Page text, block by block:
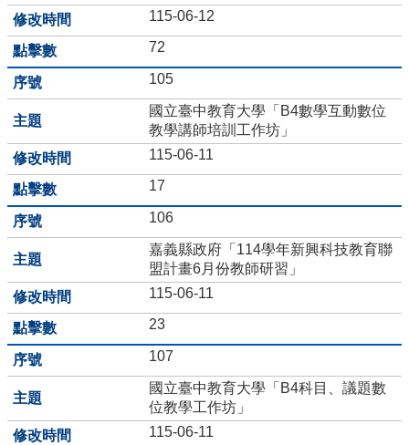
我
檢
核
表
學
習
助
方
案
科
技
化
評
量
翰
林
雲
端
學
院
課
115-06-12
72
105
國立臺中教育大學「B4數學互動數位
教學講師培訓工作坊」
115-06-11
17
106
嘉義縣政府「114學年新興科技教育聯
盟計畫6月份教師研習」
115-06-11
23
107
國立臺中教育大學「B4科目、議題數
位教學工作坊」
115-06-11